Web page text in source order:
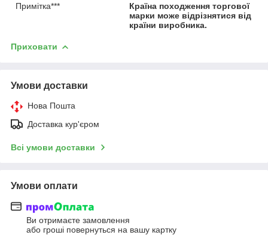
Примітка***
Країна походження торгової
марки може відрізнятися від
країни виробника.
Приховати
Умови доставки
Нова Пошта
Доставка кур'єром
Всі умови доставки
Умови оплати
Ви отримаєте замовлення
або гроші повернуться на вашу картку